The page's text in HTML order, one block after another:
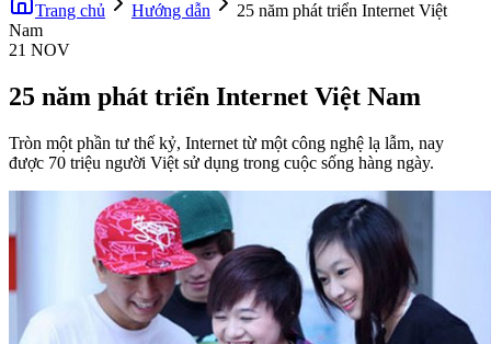
Trang chủ Hướng dẫn
25 năm phát triển Internet Việt
Nam
21 NOV
25 năm phát triển Internet Việt Nam
Tròn một phần tư thế kỷ, Internet từ một công nghệ lạ lẫm, nay
được 70 triệu người Việt sử dụng trong cuộc sống hàng ngày.